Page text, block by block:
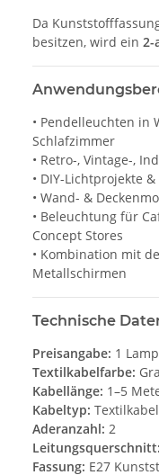
Da
besitzen, wird ein 2-
• Pendelleuchten in
Schlafzimmer
• Retro-, Vintage-,
• DIY-Lichtprojekte
• Wand- &
• Beleuchtung für
Concept Stores
• Kombination mit
Metallschirmen
Technische
Preisangabe: 1
Textilkabelfarbe:
Kabellänge: 1–5
Kabeltyp:
Aderanzahl: 2
Leitungsquerschnitt:
Fassung: E27